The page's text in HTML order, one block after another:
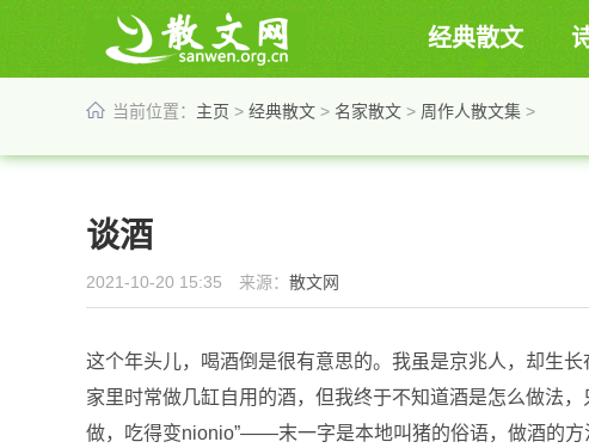
经典散文
当前位置： 主页 > 经典散文 > 名家散文 > 周作人散文集 >
谈酒
2021-10-20 15:35 来源： 散文网
这个年头儿，喝酒倒是很有意思的。我虽是京兆人，却生
家里时常做几缸自用的酒，但我终于不知道酒是怎么做法
做，吃得变nionio”——末一字是本地叫猪的俗语，做酒的